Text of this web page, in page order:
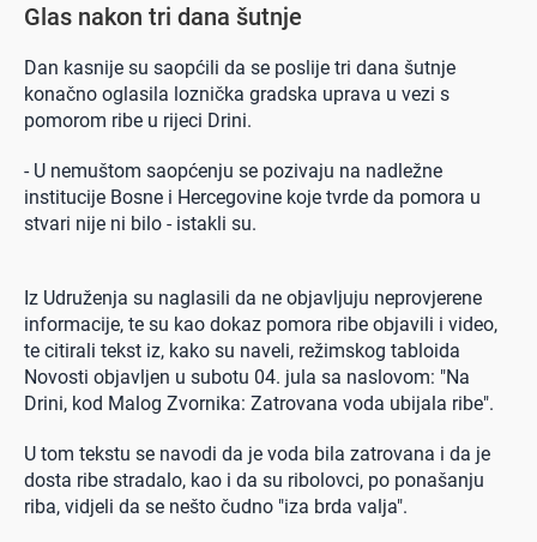
Glas nakon tri dana šutnje
Dan kasnije su saopćili da se poslije tri dana šutnje
konačno oglasila loznička gradska uprava u vezi s
pomorom ribe u rijeci Drini.
- U nemuštom saopćenju se pozivaju na nadležne
institucije Bosne i Hercegovine koje tvrde da pomora u
stvari nije ni bilo - istakli su.
Iz Udruženja su naglasili da ne objavljuju neprovjerene
informacije, te su kao dokaz pomora ribe objavili i video,
te citirali tekst iz, kako su naveli, režimskog tabloida
Novosti objavljen u subotu 04. jula sa naslovom: "Na
Drini, kod Malog Zvornika: Zatrovana voda ubijala ribe".
U tom tekstu se navodi da je voda bila zatrovana i da je
dosta ribe stradalo, kao i da su ribolovci, po ponašanju
riba, vidjeli da se nešto čudno "iza brda valja".